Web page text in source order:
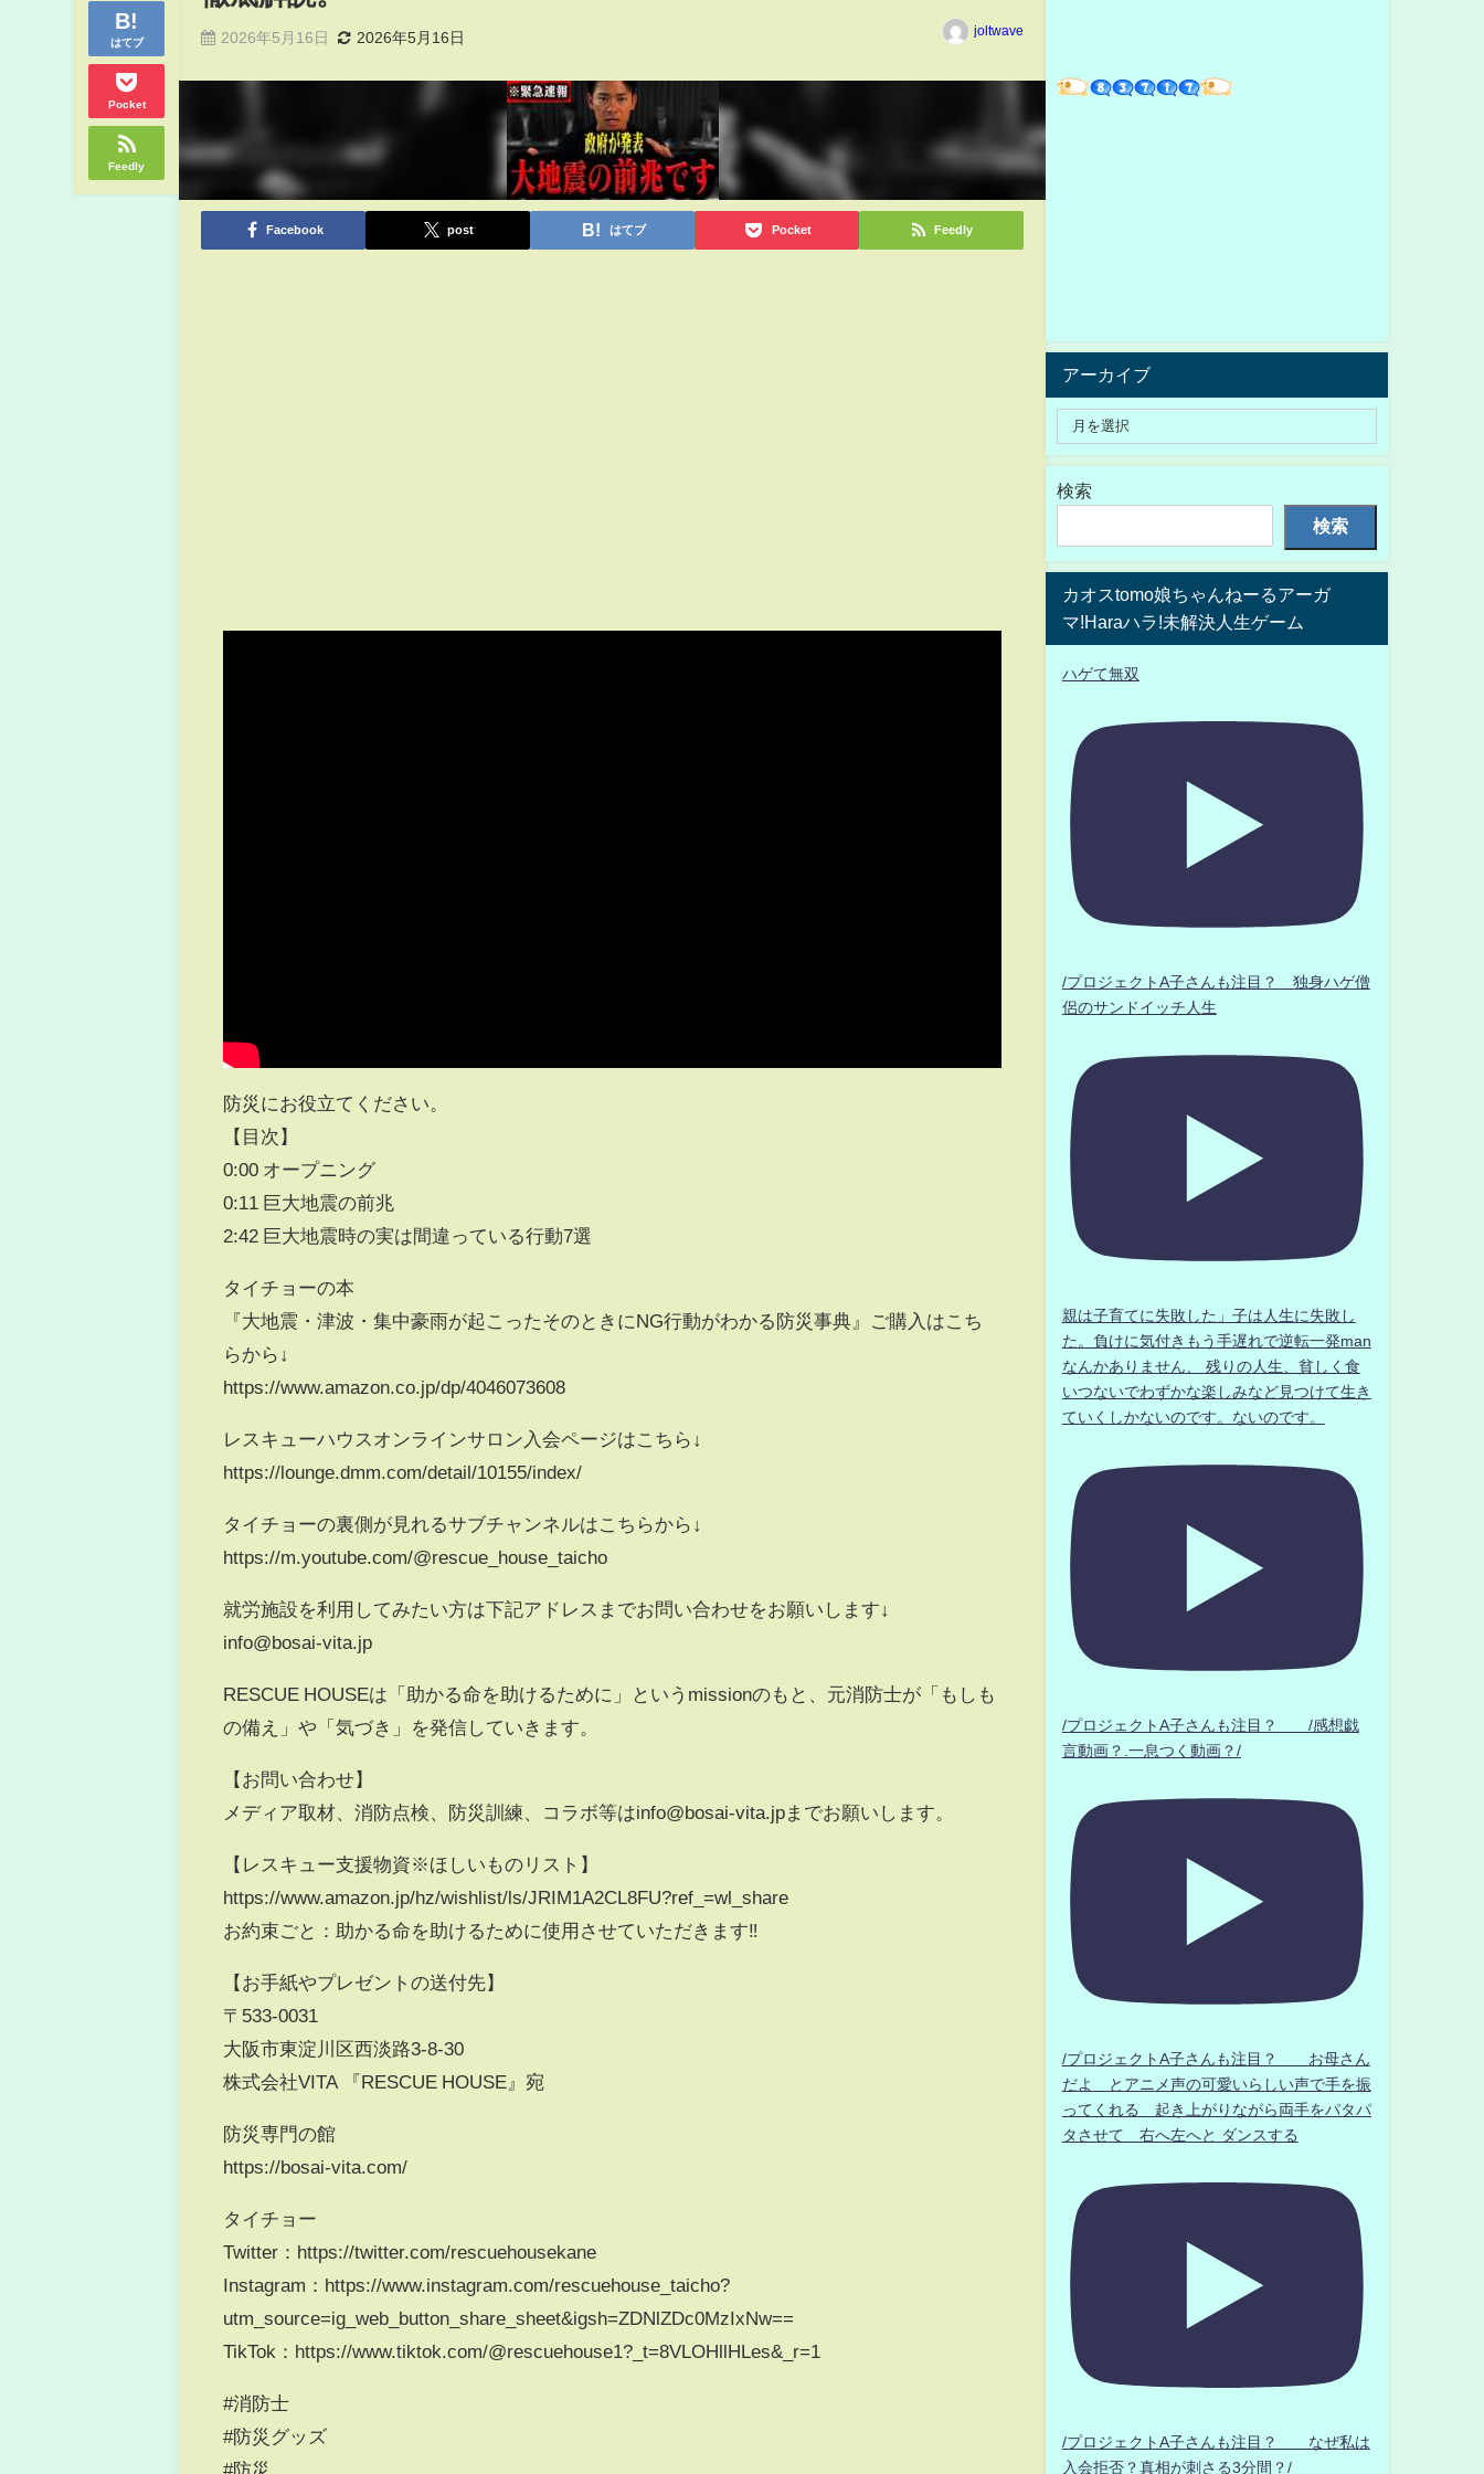
はてブ
Pocket
Feedly
2026年5月16日 2026年5月16日 joltwave
Facebook post はてブ Pocket Feedly
防災にお役立てください。
【目次】
0:00 オープニング
0:11 巨大地震の前兆
2:42 巨大地震時の実は間違っている行動7選
タイチョーの本
『大地震・津波・集中豪雨が起こったそのときにNG行動がわかる防災事典』ご購入はこち
らから↓
https://www.amazon.co.jp/dp/4046073608
レスキューハウスオンラインサロン入会ページはこちら↓
https://lounge.dmm.com/detail/10155/index/
タイチョーの裏側が見れるサブチャンネルはこちらから↓
https://m.youtube.com/@rescue_house_taicho
就労施設を利用してみたい方は下記アドレスまでお問い合わせをお願いします↓
info@bosai-vita.jp
RESCUE HOUSEは「助かる命を助けるために」というmissionのもと、元消防士が「もしも
の備え」や「気づき」を発信していきます。
【お問い合わせ】
メディア取材、消防点検、防災訓練、コラボ等はinfo@bosai-vita.jpまでお願いします。
【レスキュー支援物資※ほしいものリスト】
https://www.amazon.jp/hz/wishlist/ls/JRIM1A2CL8FU?ref_=wl_share
お約束ごと：助かる命を助けるために使用させていただきます‼︎
【お手紙やプレゼントの送付先】
〒533-0031
大阪市東淀川区西淡路3-8-30
株式会社VITA 『RESCUE HOUSE』宛
防災専門の館
https://bosai-vita.com/
タイチョー
Twitter：https://twitter.com/rescuehousekane
Instagram：https://www.instagram.com/rescuehouse_taicho?
utm_source=ig_web_button_share_sheet&igsh=ZDNlZDc0MzIxNw==
TikTok：https://www.tiktok.com/@rescuehouse1?_t=8VLOHllHLes&_r=1
#消防士
#防災グッズ
#防災
アーカイブ
検索
検索
カオスtomo娘ちゃんねーるアーガ
マ!Haraハラ!未解決人生ゲーム
ハゲて無双
/プロジェクトA子さんも注目？ 独身ハゲ僧
侶のサンドイッチ人生
親は子育てに失敗した」子は人生に失敗し
た。負けに気付きもう手遅れで逆転一発man
なんかありません、 残りの人生、貧しく食
いつないでわずかな楽しみなど見つけて生き
ていくしかないのです。ないのです。
/プロジェクトA子さんも注目？ /感想戯
言動画？.一息つく動画？/
/プロジェクトA子さんも注目？ お母さん
だよ とアニメ声の可愛いらしい声で手を振
ってくれる 起き上がりながら両手をパタパ
タさせて 右へ左へと ダンスする
/プロジェクトA子さんも注目？ なぜ私は
入会拒否？真相が刺さる3分間？/